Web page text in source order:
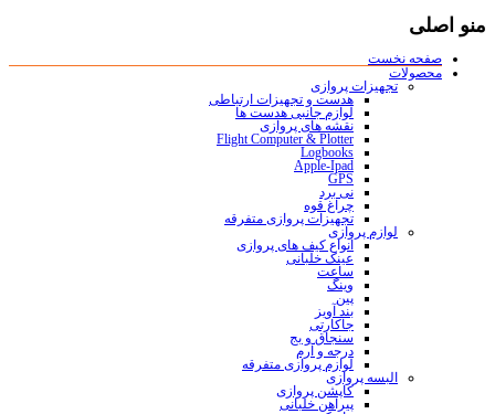
منو اصلی
صفحه نخست
محصولات
تجهیزات پروازی
هدست و تجهیزات ارتباطی
لوازم جانبی هدست ها
نقشه های پروازی
Flight Computer & Plotter
Logbooks
Apple-Ipad
GPS
نی برد
چراغ قوه
تجهیزات پروازی متفرقه
لوازم پروازی
انواع کیف های پروازی
عینک خلبانی
ساعت
وینگ
پین
بند آویز
جاکارتی
سنجاق و بج
درجه و آرم
لوازم پروازی متفرقه
البسه پروازی
کاپشن پروازی
پیراهن خلبانی